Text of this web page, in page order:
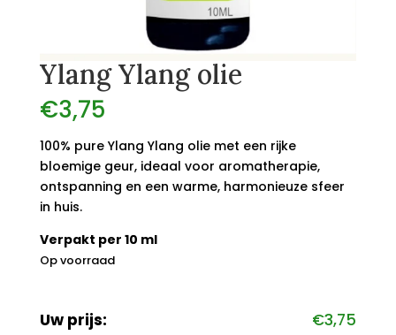
Ylang Ylang olie
€3,75
100% pure Ylang Ylang olie met een rijke
bloemige geur, ideaal voor aromatherapie,
ontspanning en een warme, harmonieuze sfeer
in huis.
Verpakt per 10 ml
Op voorraad
Uw prijs: €3,75